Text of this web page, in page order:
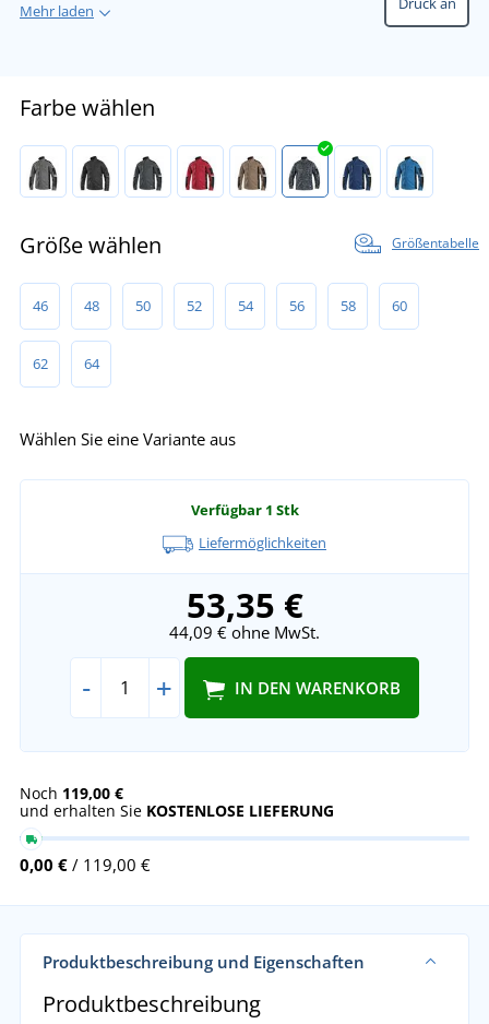
Mehr laden
Farbe wählen
Größe wählen Größentabelle
46 48 50 52 54 56 58 60
62 64
Wählen Sie eine Variante aus
Verfügbar 1 Stk
Liefermöglichkeiten
53,35 €
44,09 € ohne MwSt.
- + IN DEN WARENKORB
Noch 119,00 €
und erhalten Sie KOSTENLOSE LIEFERUNG
0,00 € / 119,00 €
Produktbeschreibung und Eigenschaften
Produktbeschreibung